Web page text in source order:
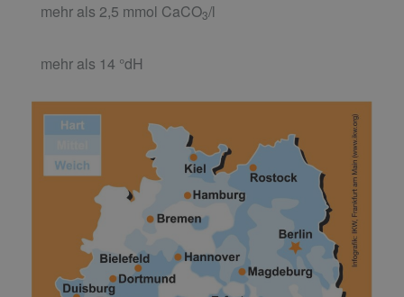
mehr als 2,5 mmol CaCO3/l
mehr als 14 °dH